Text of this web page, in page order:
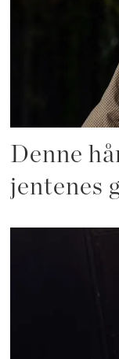
Denne
jentenes